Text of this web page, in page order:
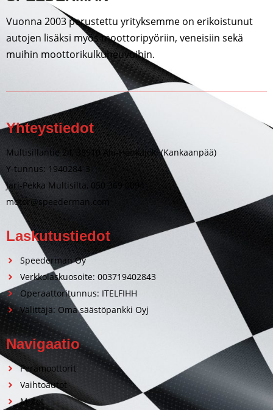
Vuonna 2003 perustettu yrityksemme on erikoistunut
autojen lisäksi myös moottoripyöriin, veneisiin sekä
muihin moottorikulkuneuvoihin.
Yhteystiedot
Multisillantie 24, 38910 Ala-Honkajoki (Kankaanpää)
Y-tunnus: 1940284-3
Jari-Pekka Multisilta, 050 369 0094
motor@speederman.com
Laskutustiedot
Speederman Oy
Verkkolaskuosoite: 003719402843
Operaattoritunnus: ITELFIHH
Välittäjä: Oma säästöpankki Oyj
Navigaatio
Perämoottorit
Vaihtoautot
Motot